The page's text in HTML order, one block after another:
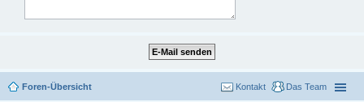
Foren-Übersicht Das Team
Kontakt